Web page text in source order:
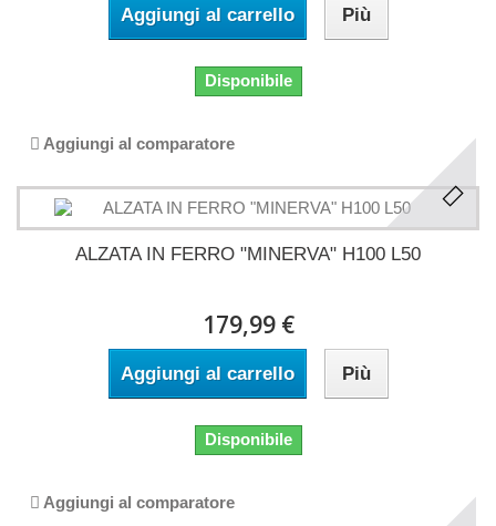
Aggiungi al carrello Più
Disponibile
Aggiungi al comparatore
ALZATA IN FERRO "MINERVA" H100 L50
179,99 €
Aggiungi al carrello Più
Disponibile
Aggiungi al comparatore